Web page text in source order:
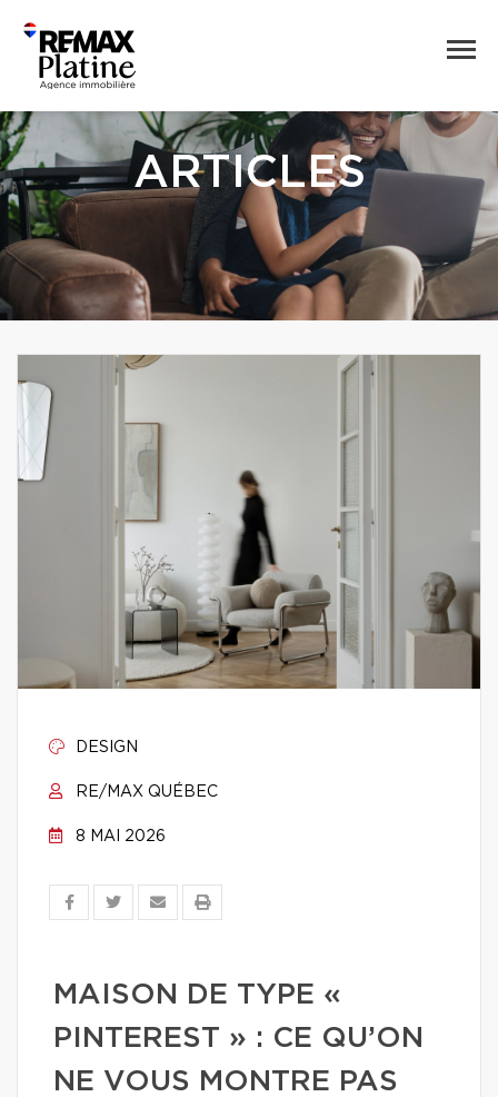
ARTICLES
DESIGN
RE/MAX QUÉBEC
8 MAI 2026
MAISON DE TYPE «
PINTEREST » : CE QU’ON
NE VOUS MONTRE PAS